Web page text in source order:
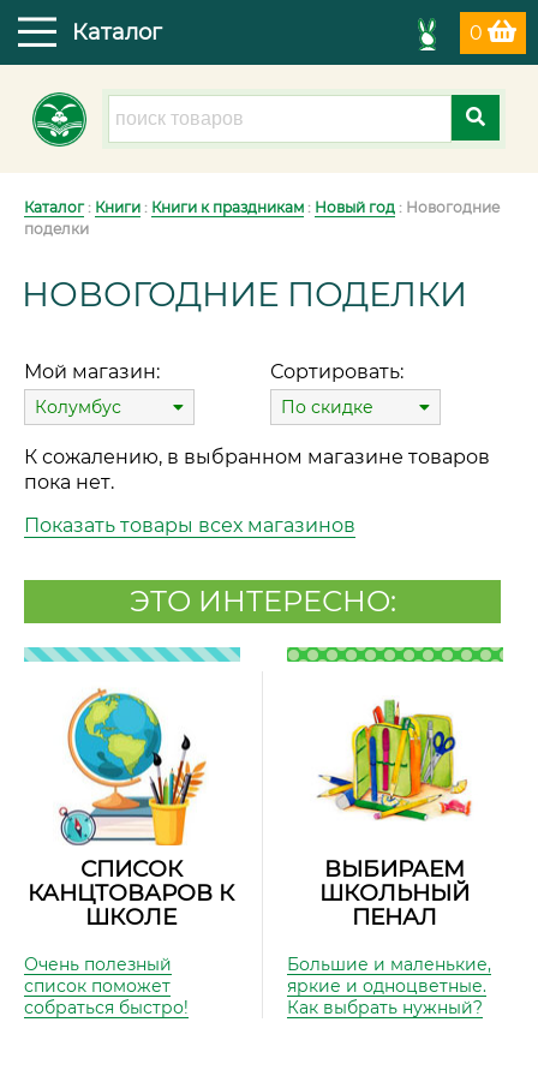
0
Каталог
Каталог: Книги : Книги к праздникам : Новый год : Новогодние
поделки
НОВОГОДНИЕ ПОДЕЛКИ
Мой магазин:
Колумбус
Сортировать:
По скидке
К сожалению, в выбранном магазине товаров
пока нет.
Показать товары всех магазинов
ЭТО ИНТЕРЕСНО:
СПИСОК
КАНЦТОВАРОВ К
ШКОЛЕ
Очень полезный
список поможет
собраться быстро!
ВЫБИРАЕМ
ШКОЛЬНЫЙ
ПЕНАЛ
Большие и маленькие,
яркие и одноцветные.
Как выбрать нужный?